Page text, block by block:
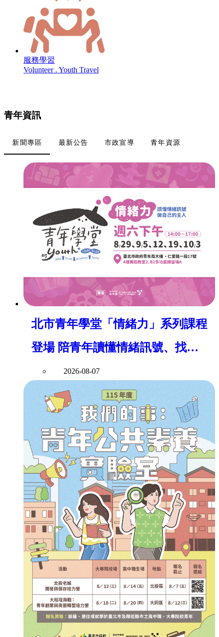
服務學習
Volunteer . Youth Travel
青年資訊
新聞專區 最新公告 市政宣導 青年資源
北市青年學堂「情緒力」系列課程
登場 陪青年讀懂情緒訊號、找回
身心平衡2026-08-07